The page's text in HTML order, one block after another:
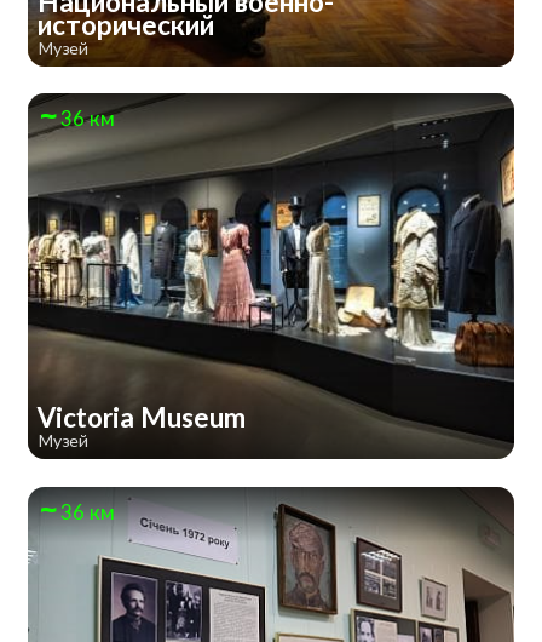
исторический
Музей
36 км
Victoria Museum
Музей
36 км